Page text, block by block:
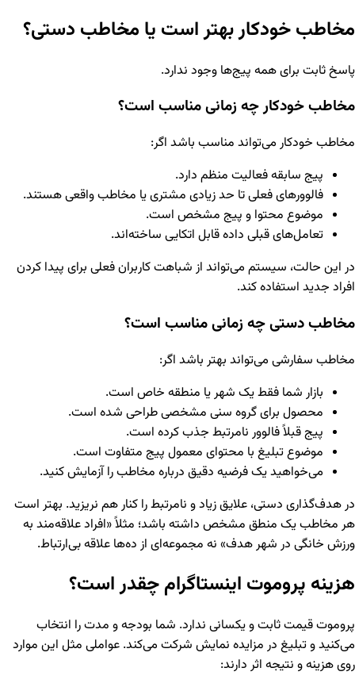
مخاطب خودکار بهتر است یا مخاطب دستی؟
پاسخ ثابت برای همه پیج‌ها وجود ندارد.
مخاطب خودکار چه زمانی مناسب است؟
مخاطب خودکار می‌تواند مناسب باشد اگر:
پیج سابقه فعالیت منظم دارد.
فالوورهای فعلی تا حد زیادی مشتری یا مخاطب واقعی هستند.
موضوع محتوا و پیج مشخص است.
تعامل‌های قبلی داده قابل اتکایی ساخته‌اند.
در این حالت، سیستم می‌تواند از شباهت کاربران فعلی برای پیدا کردن
افراد جدید استفاده کند.
مخاطب دستی چه زمانی مناسب است؟
مخاطب سفارشی می‌تواند بهتر باشد اگر:
بازار شما فقط یک شهر یا منطقه خاص است.
محصول برای گروه سنی مشخصی طراحی شده است.
پیج قبلاً فالوور نامرتبط جذب کرده است.
موضوع تبلیغ با محتوای معمول پیج متفاوت است.
می‌خواهید یک فرضیه دقیق درباره مخاطب را آزمایش کنید.
در هدف‌گذاری دستی، علایق زیاد و نامرتبط را کنار هم نریزید. بهتر است
هر مخاطب یک منطق مشخص داشته باشد؛ مثلاً «افراد علاقه‌مند به
ورزش خانگی در شهر هدف» نه مجموعه‌ای از ده‌ها علاقه بی‌ارتباط.
هزینه پروموت اینستاگرام چقدر است؟
پروموت قیمت ثابت و یکسانی ندارد. شما بودجه و مدت را انتخاب
می‌کنید و تبلیغ در مزایده نمایش شرکت می‌کند. عواملی مثل این موارد
روی هزینه و نتیجه اثر دارند: